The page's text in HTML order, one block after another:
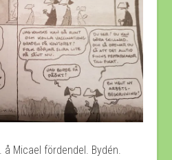
Micael fördendel. Bydén.